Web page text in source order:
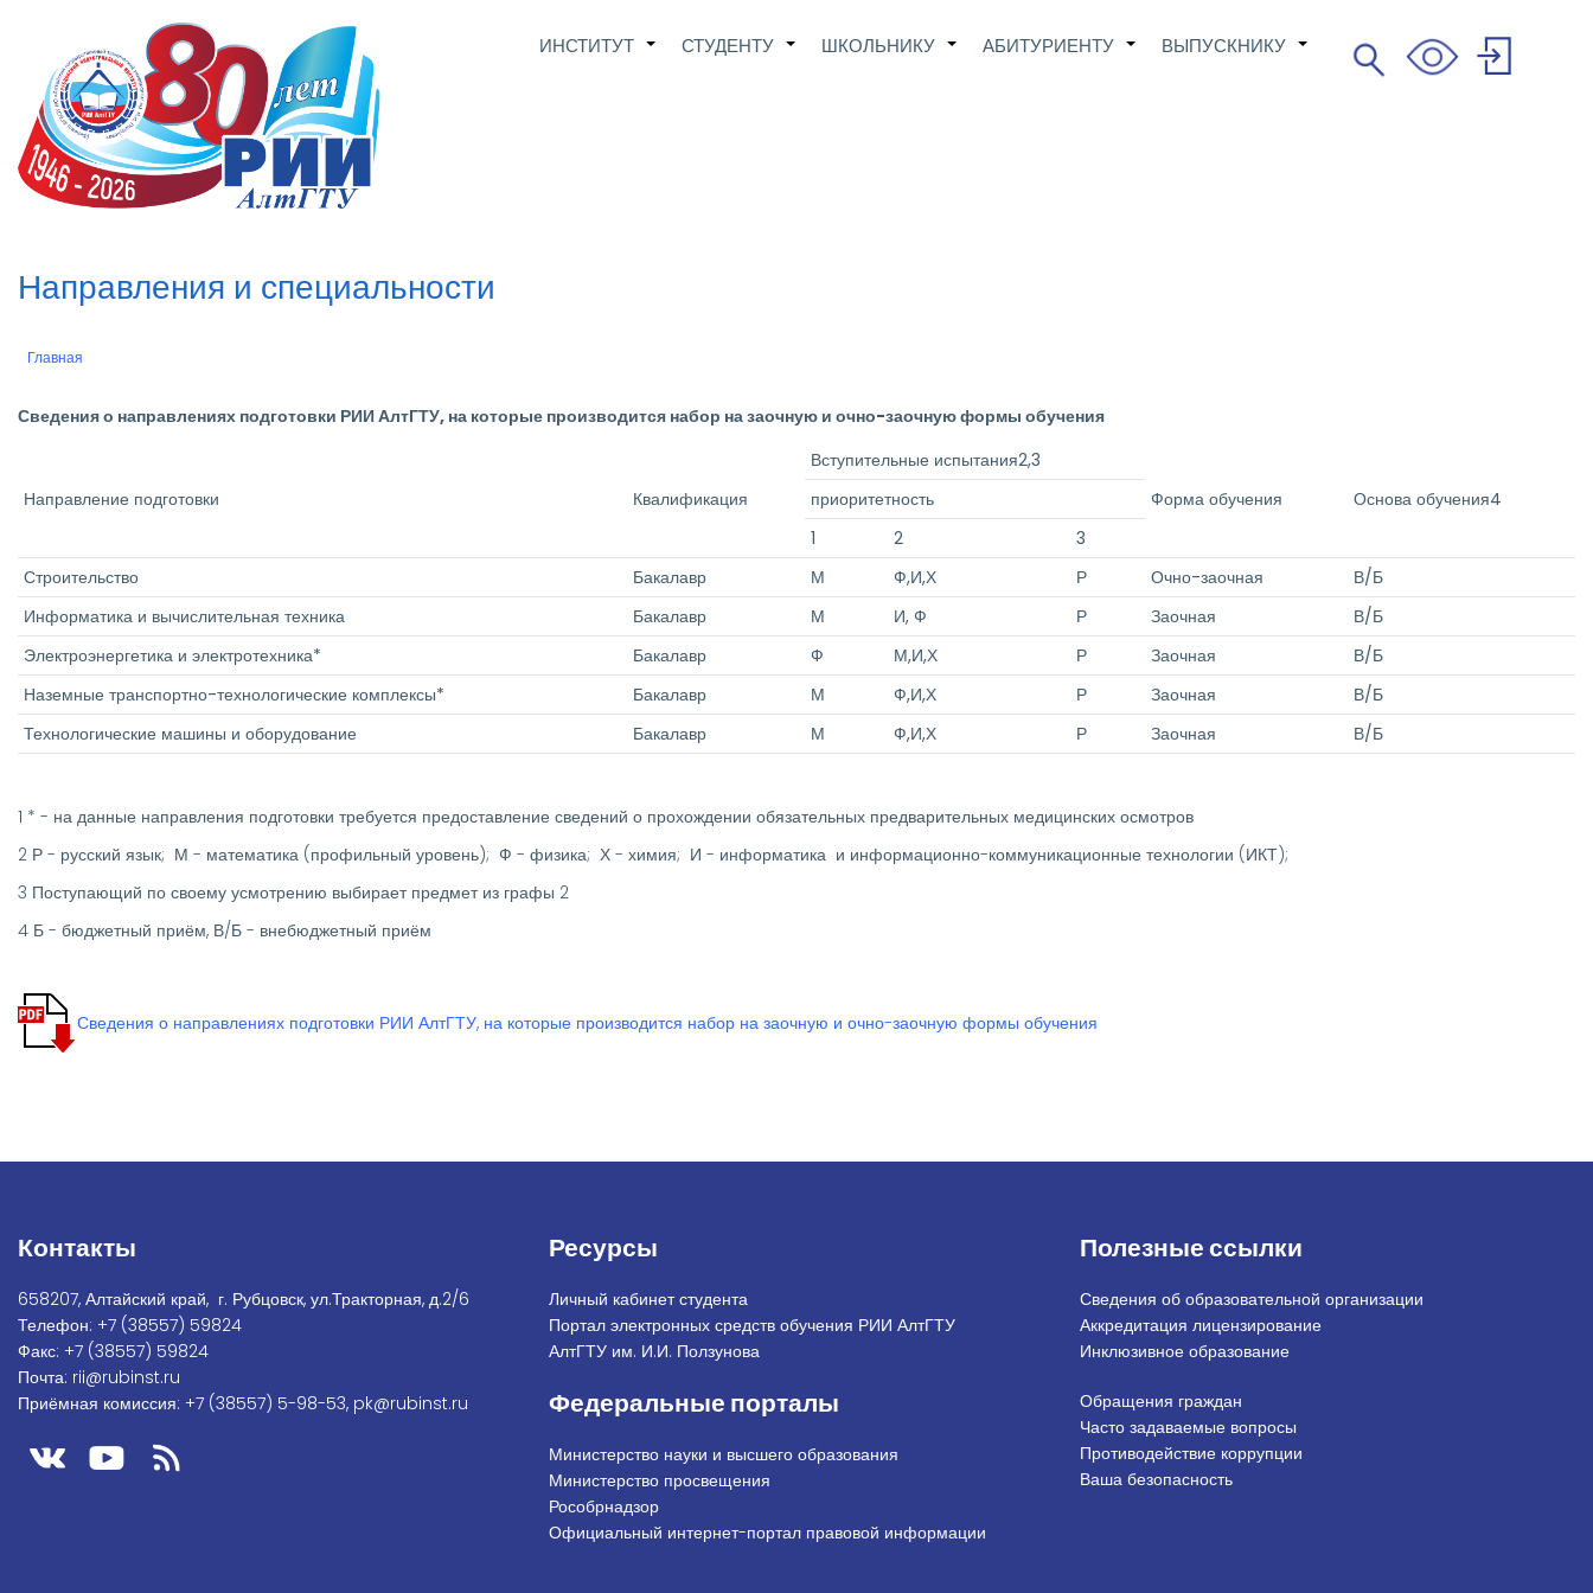
основному
содержанию
Main
+
ИНСТИТУТ +
СТУДЕНТУ +
ШКОЛЬНИКУ +
АБИТУРИЕНТУ +
ВЫПУСКНИКУ Search
Поиск
User
Направления и специальности
Строка
Главная
Сведения о направлениях подготовки РИИ АлтГТУ, на которые производится набор на заочную и очно-заочную формы обучения
Направление подготовки Квалификация
Вступительные испытания2,3
Форма обучения
Основа обучения4
приоритетность
1
2
3
Строительство
Бакалавр М Ф,И,Х Р Очно-заочная
В/Б
Информатика и вычислительная техника
Бакалавр М И, Ф Р Заочная
В/Б
Электроэнергетика и электротехника*
Бакалавр Ф М,И,Х Р Заочная
В/Б
Наземные транспортно-технологические комплексы*
Бакалавр М Ф,И,Х Р Заочная
В/Б
Технологические машины и оборудование
Бакалавр М Ф,И,Х Р Заочная В/Б
1 * - на данные направления подготовки требуется предоставление сведений о прохождении обязательных предварительных медицинских осмотров
2 Р - русский язык; М - математика (профильный уровень); Ф - физика; Х - химия; И - информатика и информационно-коммуникационные технологии (ИКТ);
3 Поступающий по своему усмотрению выбирает предмет из графы 2
4 Б - бюджетный приём, В/Б - внебюджетный приём
Сведения о направлениях подготовки РИИ АлтГТУ, на которые производится набор на заочную и очно-заочную формы обучения
Контакты
658207, Алтайский край, г. Рубцовск, ул.Тракторная, д.2/6
Телефон: +7 (38557) 59824
Факс: +7 (38557) 59824
Почта: rii@rubinst.ru
Приёмная комиссия: +7 (38557) 5-98-53, pk@rubinst.ru
Ресурсы
Личный кабинет студента
Портал электронных средств обучения РИИ АлтГТУ
АлтГТУ им. И.И. Ползунова
Федеральные порталы
Министерство науки и высшего образования
Министерство просвещения
Рособрнадзор
Официальный интернет-портал правовой информации
Полезные ссылки
Сведения об образовательной организации
Аккредитация лицензирование
Инклюзивное образование
Подвал_право
Обращения граждан
Часто задаваемые вопросы
Противодействие коррупции
Ваша безопасность